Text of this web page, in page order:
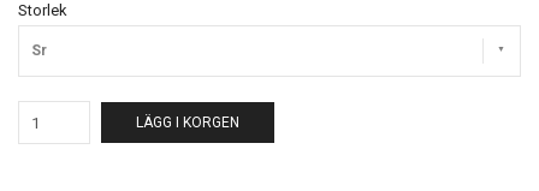
Storlek
Sr
LÄGG I KORGEN